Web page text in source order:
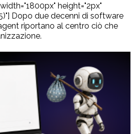
height="2px"
Dopo due decenni di software
riportano al centro ciò che